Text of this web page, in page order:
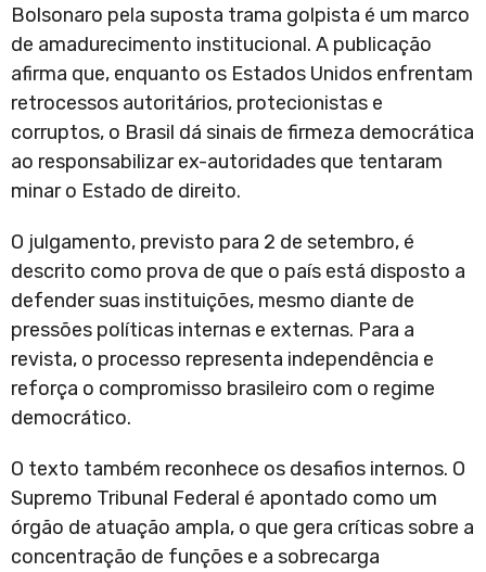
Bolsonaro pela suposta trama golpista é um marco
de amadurecimento institucional. A publicação
afirma que, enquanto os Estados Unidos enfrentam
retrocessos autoritários, protecionistas e
corruptos, o Brasil dá sinais de firmeza democrática
ao responsabilizar ex-autoridades que tentaram
minar o Estado de direito.
O julgamento, previsto para 2 de setembro, é
descrito como prova de que o país está disposto a
defender suas instituições, mesmo diante de
pressões políticas internas e externas. Para a
revista, o processo representa independência e
reforça o compromisso brasileiro com o regime
democrático.
O texto também reconhece os desafios internos. O
Supremo Tribunal Federal é apontado como um
órgão de atuação ampla, o que gera críticas sobre a
concentração de funções e a sobrecarga